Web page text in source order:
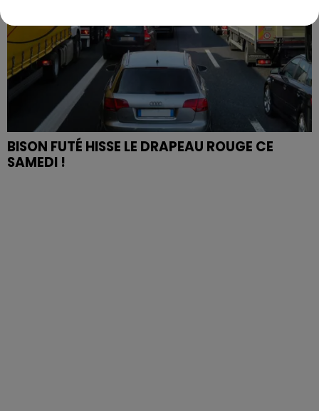
BISON FUTÉ HISSE LE DRAPEAU ROUGE CE
SAMEDI !